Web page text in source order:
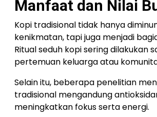
Manfaat dan Nilai
Kopi tradisional tidak hanya
kenikmatan, tapi juga menjadi
Ritual seduh kopi sering dilakukan
pertemuan keluarga atau
Selain itu, beberapa penelitian
tradisional mengandung
meningkatkan fokus serta energi.